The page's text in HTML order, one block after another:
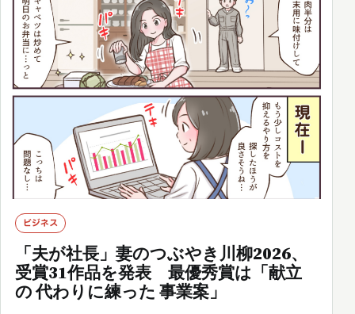
ビジネス
「夫が社長」妻のつぶやき川柳2026、
受賞31作品を発表 最優秀賞は「献立
の 代わりに練った 事業案」